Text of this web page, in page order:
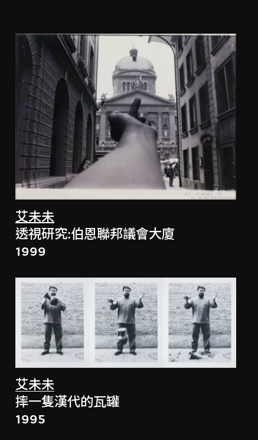
艾未未
透視研究:伯恩聯邦議會大廈
1999
艾未未
摔一隻漢代的瓦罐
1995